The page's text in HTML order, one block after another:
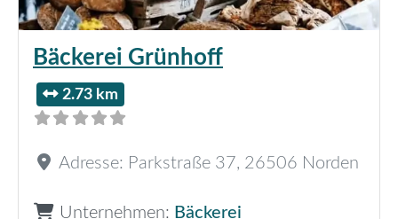
Bäckerei Grünhoff
2.73 km
Adresse: Parkstraße 37, 26506 Norden
Unternehmen: Bäckerei